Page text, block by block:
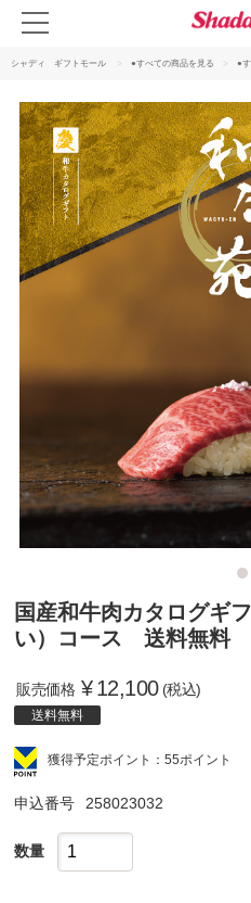
シャディ ギフトモール ●すべての商品を見る ●
国産和牛肉カタログ
い）コース 送料無料
販売価格 ¥12,100 (税込)
送料無料
獲得予定ポイント：55ポイント
申込番号 258023032
数量